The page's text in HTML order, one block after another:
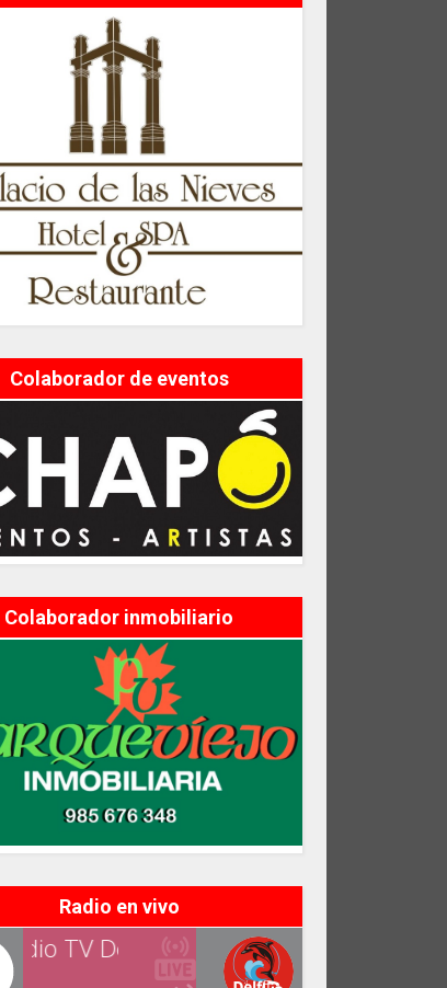
Colaborador de eventos
Colaborador inmobiliario
Radio en vivo